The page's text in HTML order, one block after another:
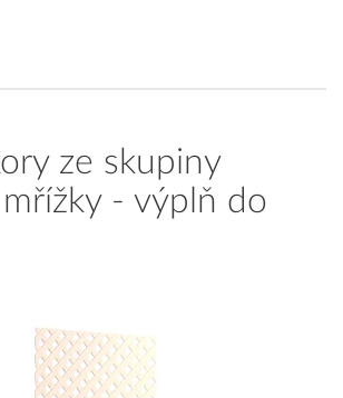
ze skupiny
- výplň do